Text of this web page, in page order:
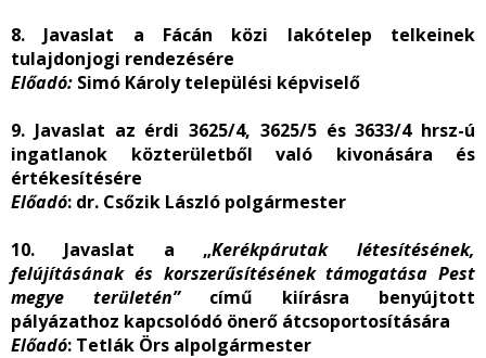
8. Javaslat a Fácán közi lakótelep telkeinek
tulajdonjogi rendezésére
Előadó: Simó Károly települési képviselő
9. Javaslat az érdi 3625/4, 3625/5 és 3633/4 hrsz-ú
ingatlanok közterületből való kivonására és
értékesítésére
Előadó: dr. Csőzik László polgármester
10. Javaslat a „Kerékpárutak létesítésének,
felújításának és korszerűsítésének támogatása Pest
megye területén”című kiírásra benyújtott
pályázathoz kapcsolódó önerő átcsoportosítására
Előadó: Tetlák Örs alpolgármester